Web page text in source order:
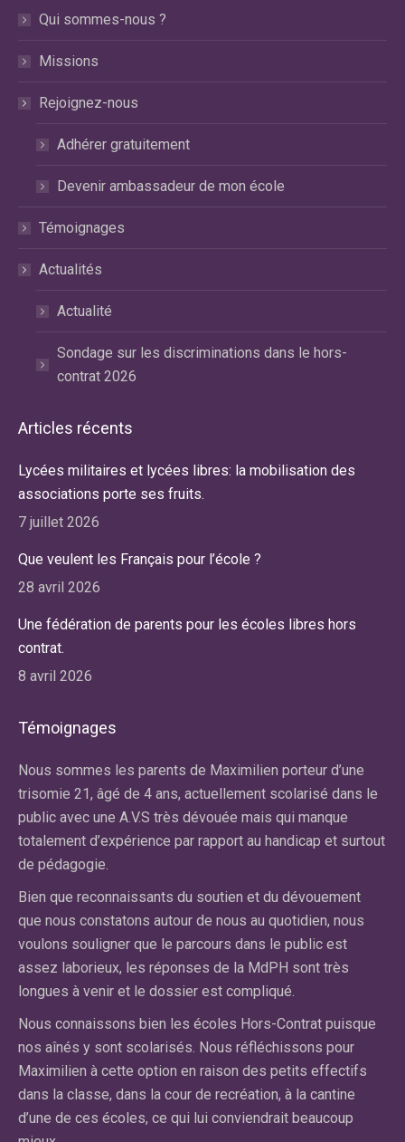
une
fenêtre
une
fenêtrefenêtre
Qui sommes-nous ?
Missions
Rejoignez-nous
Adhérer gratuitement
Devenir ambassadeur de mon école
Témoignages
Actualités
Actualité
Sondage sur les discriminations dans le hors-
contrat 2026
Articles récents
Lycées militaires et lycées libres: la mobilisation des
associations porte ses fruits.
7 juillet 2026
Que veulent les Français pour l’école ?
28 avril 2026
Une fédération de parents pour les écoles libres hors
contrat.
8 avril 2026
Témoignages
Nous sommes les parents de Maximilien porteur d’une
trisomie 21, âgé de 4 ans, actuellement scolarisé dans le
public avec une A.V.S très dévouée mais qui manque
totalement d’expérience par rapport au handicap et surtout
de pédagogie.
Bien que reconnaissants du soutien et du dévouement
que nous constatons autour de nous au quotidien, nous
voulons souligner que le parcours dans le public est
assez laborieux, les réponses de la MdPH sont très
longues à venir et le dossier est compliqué.
Nous connaissons bien les écoles Hors-Contrat puisque
nos aînés y sont scolarisés. Nous réfléchissons pour
Maximilien à cette option en raison des petits effectifs
dans la classe, dans la cour de recréation, à la cantine
d’une de ces écoles, ce qui lui conviendrait beaucoup